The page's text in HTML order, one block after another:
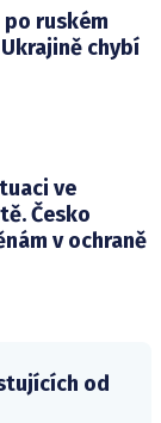
ruském
chybí
ve
Česko
v ochraně
od